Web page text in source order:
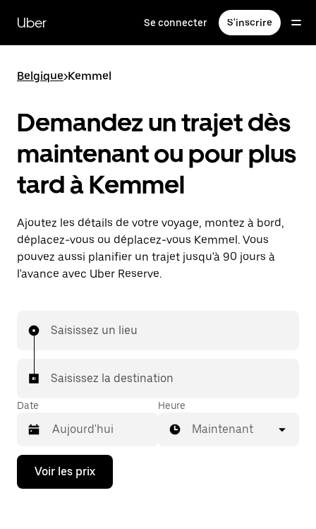
contenu
principal
Uber Se connecter S'inscrire
Belgique>Kemmel
Demandez un trajet dès
maintenant ou pour plus
tard à Kemmel
Ajoutez les détails de votre voyage, montez à bord,
déplacez-vous ou déplacez-vous Kemmel. Vous
pouvez aussi planifier un trajet jusqu'à 90 jours à
l'avance avec Uber Reserve.
Saisissez un lieu
Saisissez la destination
Date
Appuyez
la
Heure
Maintenant
Voir les prix